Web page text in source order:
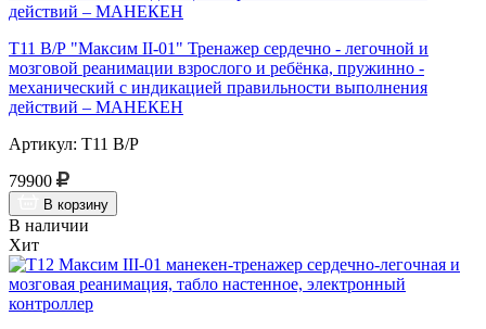
Т11 В/Р "Максим II-01" Тренажер сердечно - легочной и
мозговой реанимации взрослого и ребёнка, пружинно -
механический с индикацией правильности выполнения
действий – МАНЕКЕН
Артикул: Т11 В/Р
79900
В корзину
В наличии
Хит